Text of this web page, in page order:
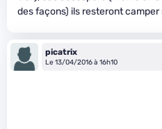
des façons) ils resteront camper
picatrix
Le 13/04/2016 à 16h10